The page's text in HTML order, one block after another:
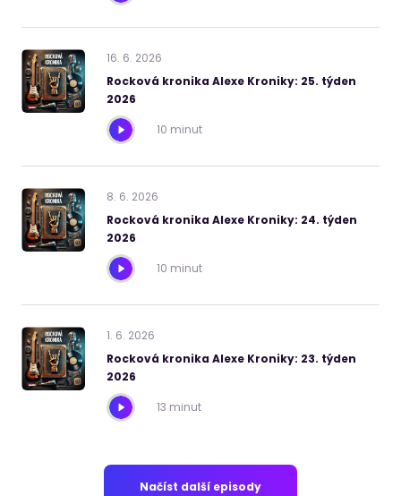
16. 6. 2026
Rocková kronika Alexe Kroniky: 25. týden
2026
10 minut
8. 6. 2026
Rocková kronika Alexe Kroniky: 24. týden
2026
10 minut
1. 6. 2026
Rocková kronika Alexe Kroniky: 23. týden
2026
13 minut
Načíst další episody